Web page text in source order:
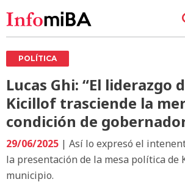
POLÍTICA
Lucas Ghi: “El liderazgo
Kicillof trasciende la
condición de
29/06/2025 | Así lo expresó el
la presentación de la mesa política de
municipio.